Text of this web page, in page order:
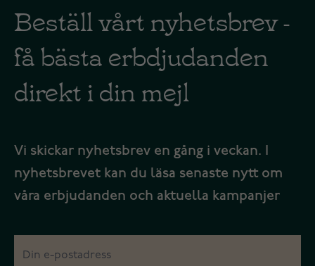
Beställ vårt nyhetsbrev -
få bästa erbdjudanden
direkt i din mejl
Vi skickar nyhetsbrev en gång i veckan. I
nyhetsbrevet kan du läsa senaste nytt om
våra erbjudanden och aktuella kampanjer